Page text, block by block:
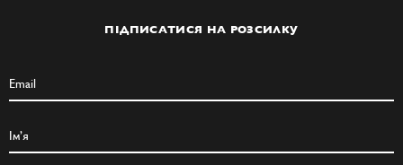
ПІДПИСАТИСЯ НА РОЗСИЛКУ